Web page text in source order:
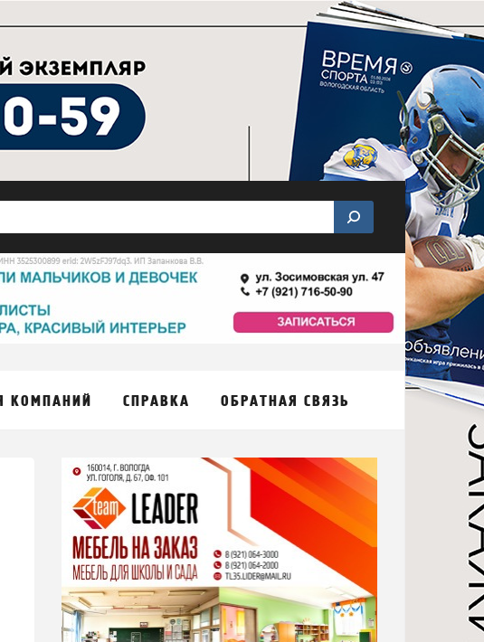
КОМПАНИЙ СПРАВКА ОБРАТНАЯ СВЯЗЬ